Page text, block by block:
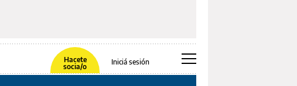
Hacete
socia/o
Iniciá sesión